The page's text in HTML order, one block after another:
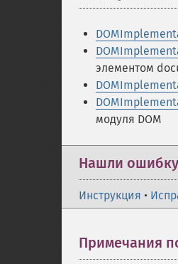
элементом
модуля DOM
Нашли
Инструкция •
Примечания